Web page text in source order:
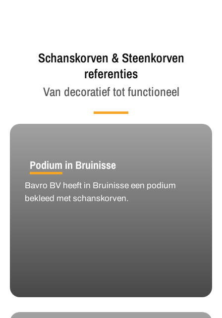
Schanskorven & Steenkorven
referenties
Van decoratief tot functioneel
Podium in Bruinisse
Bavro BV heeft in Bruinisse een podium
bekleed met schanskorven.